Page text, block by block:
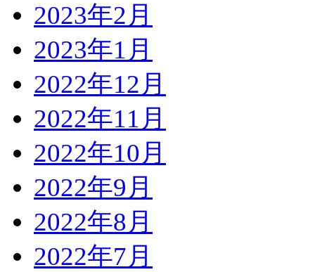
2023年2月
2023年1月
2022年12月
2022年11月
2022年10月
2022年9月
2022年8月
2022年7月